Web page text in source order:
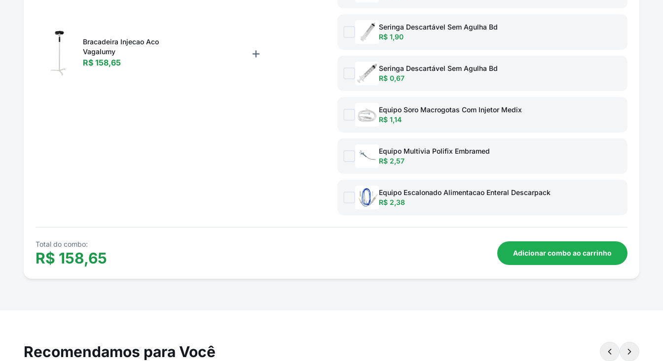
Bracadeira Injecao Aco
Vagalumy
R$ 158,65
+
Seringa Descartável Sem Agulha Bd
R$ 1,90
Seringa Descartável Sem Agulha Bd
R$ 0,67
Equipo Soro Macrogotas Com Injetor Medix
R$ 1,14
Equipo Multivia Polifix Embramed
R$ 2,57
Equipo Escalonado Alimentacao Enteral Descarpack
R$ 2,38
Total do combo:
R$ 158,65 Adicionar combo ao carrinho
Recomendamos para Você